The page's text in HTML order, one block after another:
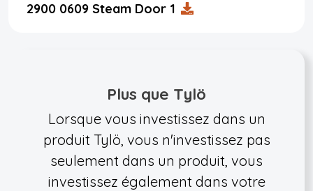
2900 0609 Steam Door 1
Plus que Tylö
Lorsque vous investissez dans un
produit Tylö, vous n'investissez pas
seulement dans un produit, vous
investissez également dans votre